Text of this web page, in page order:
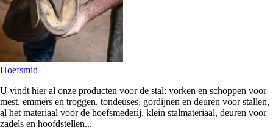
Hoefsmid
U vindt hier al onze producten voor de stal: vorken en schoppen voor
mest, emmers en troggen, tondeuses, gordijnen en deuren voor stallen,
al het materiaal voor de hoefsmederij, klein stalmateriaal, deuren voor
zadels en hoofdstellen...